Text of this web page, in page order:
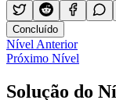
Concluído
Nível Anterior
Próximo Nível
Solução do